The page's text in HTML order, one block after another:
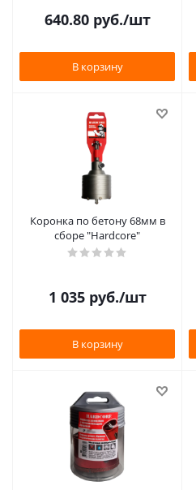
640.80руб./шт
В корзину
Коронка по бетону 68мм в
сборе "Hardcore"
1 035руб./шт
В корзину